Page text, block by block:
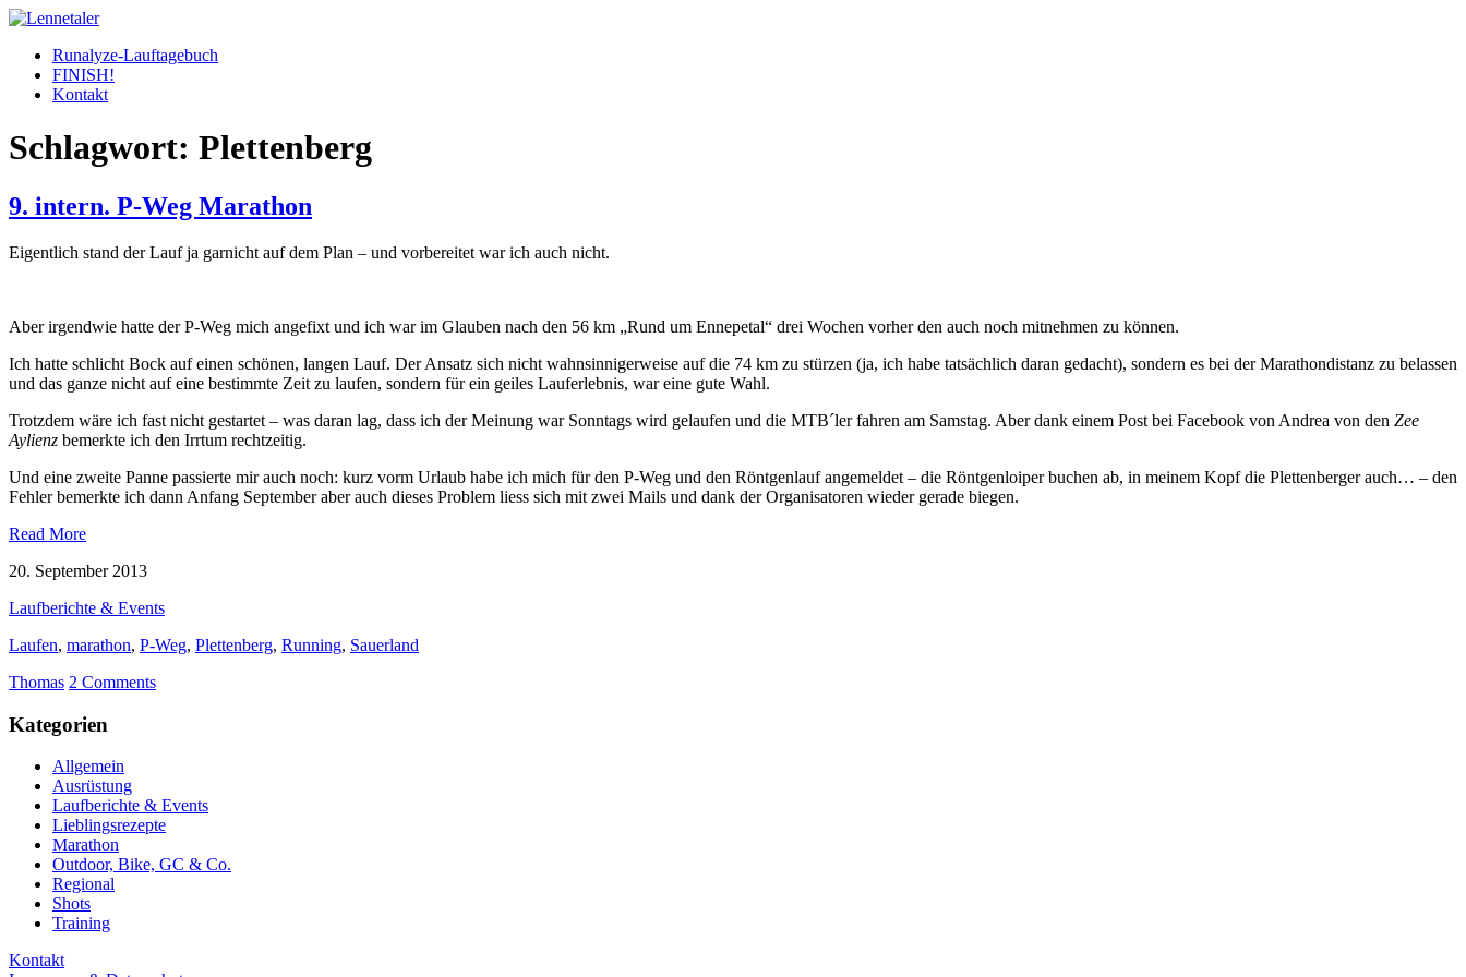
Skip
contentRunalyze-Lauftagebuch
FINISH!
Kontakt
Schlagwort: Plettenberg
9. intern. P-Weg Marathon
Eigentlich stand der Lauf ja garnicht auf dem Plan – und vorbereitet war ich auch nicht.
Aber irgendwie hatte der P-Weg mich angefixt und ich war im Glauben nach den 56 km „Rund um Ennepetal“ drei Wochen vorher den auch noch mitnehmen zu können.
Ich hatte schlicht Bock auf einen schönen, langen Lauf. Der Ansatz sich nicht wahnsinnigerweise auf die 74 km zu stürzen (ja, ich habe tatsächlich daran gedacht), sondern es bei der Marathondistanz zu belassen
und das ganze nicht auf eine bestimmte Zeit zu laufen, sondern für ein geiles Lauferlebnis, war eine gute Wahl.
Trotzdem wäre ich fast nicht gestartet – was daran lag, dass ich der Meinung war Sonntags wird gelaufen und die MTB´ler fahren am Samstag. Aber dank einem Post bei Facebook von Andrea von den Zee
Aylienz bemerkte ich den Irrtum rechtzeitig.
Und eine zweite Panne passierte mir auch noch: kurz vorm Urlaub habe ich mich für den P-Weg und den Röntgenlauf angemeldet – die Röntgenloiper buchen ab, in meinem Kopf die Plettenberger auch… – den
Fehler bemerkte ich dann Anfang September aber auch dieses Problem liess sich mit zwei Mails und dank der Organisatoren wieder gerade biegen.
Read More
20. September 2013
Laufberichte & Events
Laufen, marathon, P-Weg, Plettenberg, Running, Sauerland
Thomas 2 Comments
Kategorien
Allgemein
Ausrüstung
Laufberichte & Events
Lieblingsrezepte
Marathon
Outdoor, Bike, GC & Co.
Regional
Shots
Training
Kontakt